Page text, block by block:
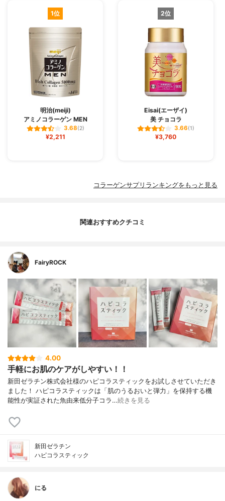
1位
明治(meiji)
アミノコラーゲン MEN
3.68(2)
¥2,211
2位
Eisai(エーザイ)
美 チョコラ
3.66(1)
¥3,760
コラーゲンサプリランキングをもっと見る
関連おすすめクチコミ
FairyROCK
4.00
手軽にお肌のケアがしやすい！！
新田ゼラチン株式会社様のハピコラスティックをお試しさせていただき
ました！ ハピコラスティックは「肌のうるおいと弾力」を保持する機
能性が実証された魚由来低分子コラ…続きを見る
新田ゼラチン
ハピコラスティック
にる